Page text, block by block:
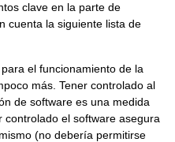
clave en la parte de
cuenta la siguiente lista de
el funcionamiento de la
más. Tener controlado al
de software es una medida
el software asegura
(no debería permitirse